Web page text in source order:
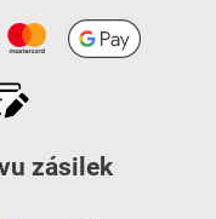
zásilek